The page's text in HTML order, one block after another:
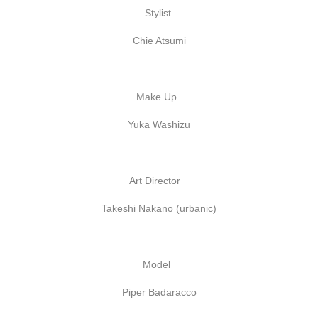
Stylist
Chie Atsumi
Make Up
Yuka Washizu
Art Director
Takeshi Nakano (urbanic)
Model
Piper Badaracco